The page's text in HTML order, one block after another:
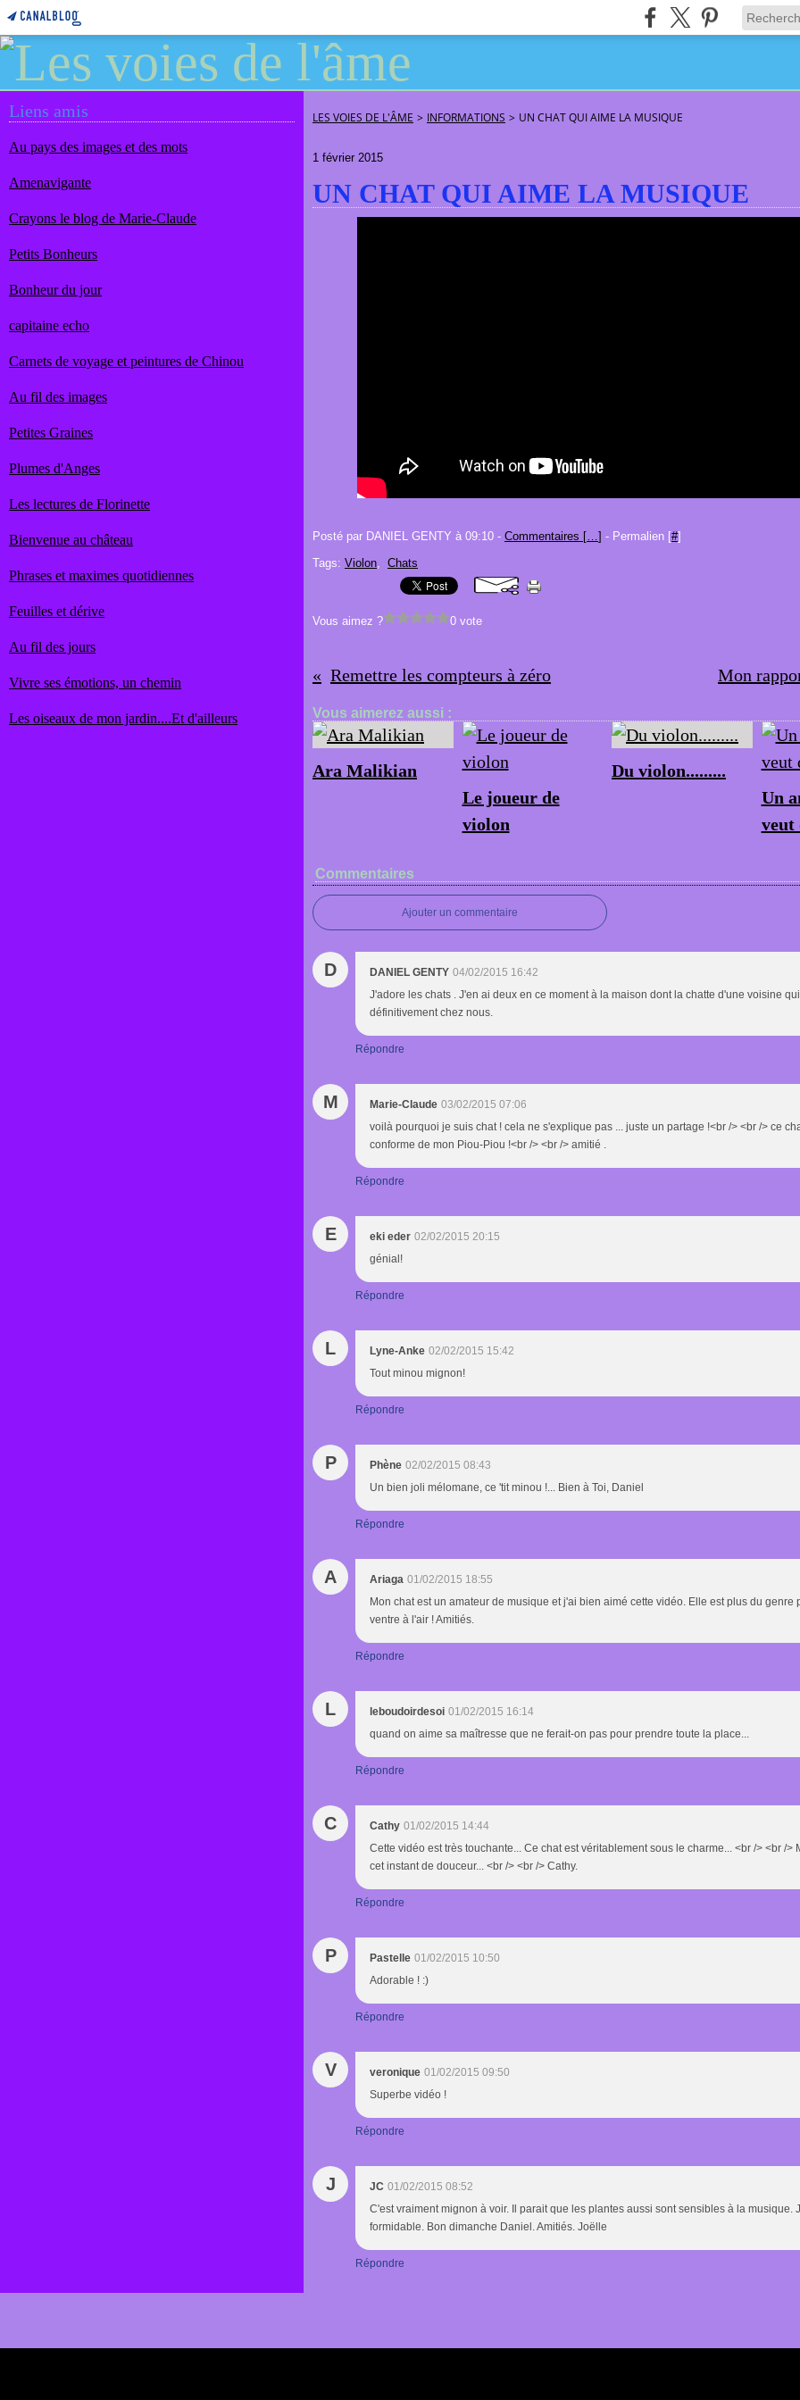
Liens amis
Au pays des images et des mots
Amenavigante
Crayons le blog de Marie-Claude
Petits Bonheurs
Bonheur du jour
capitaine echo
Carnets de voyage et peintures de Chinou
Au fil des images
Petites Graines
Plumes d'Anges
Les lectures de Florinette
Bienvenue au château
Phrases et maximes quotidiennes
Feuilles et dérive
Au fil des jours
Vivre ses émotions, un chemin
Les oiseaux de mon jardin....Et d'ailleurs
LES VOIES DE L'ÂME > INFORMATIONS > UN CHAT QUI AIME LA MUSIQUE
1 février 2015
UN CHAT QUI AIME LA MUSIQUE
Posté par DANIEL GENTY à 09:10 - Commentaires […] - Permalien [#]
Tags: Violon, Chats
Vous aimez ? 0 vote
Remettre les compteurs à zéro Mon
Vous aimerez aussi :
Ara Malikian
Le joueur de
violon
Du violon.........
Un
veut
Commentaires
Ajouter un commentaire
D DANIEL GENTY 04/02/2015 16:42
J'adore les chats . J'en ai deux en ce moment à la maison dont la chatte d'une voisine
définitivement chez nous.
Répondre
M Marie-Claude 03/02/2015 07:06
voilà pourquoi je suis chat ! cela ne s'explique pas ... juste un partage !<br /> <br /> ce
conforme de mon Piou-Piou !<br /> <br /> amitié .
Répondre
E eki eder 02/02/2015 20:15
génial!
Répondre
L Lyne-Anke 02/02/2015 15:42
Tout minou mignon!
Répondre
P Phène 02/02/2015 08:43
Un bien joli mélomane, ce 'tit minou !... Bien à Toi, Daniel
Répondre
A Ariaga 01/02/2015 18:55
Mon chat est un amateur de musique et j'ai bien aimé cette vidéo. Elle est plus du genre
ventre à l'air ! Amitiés.
Répondre
L leboudoirdesoi 01/02/2015 16:14
quand on aime sa maîtresse que ne ferait-on pas pour prendre toute la place...
Répondre
C Cathy 01/02/2015 14:44
Cette vidéo est très touchante... Ce chat est véritablement sous le charme... <br /> <br />
cet instant de douceur... <br /> <br /> Cathy.
Répondre
P Pastelle 01/02/2015 10:50
Adorable ! :)
Répondre
V veronique 01/02/2015 09:50
Superbe vidéo !
Répondre
J JC 01/02/2015 08:52
C'est vraiment mignon à voir. Il parait que les plantes aussi sont sensibles à la musique.
formidable. Bon dimanche Daniel. Amitiés. Joëlle
Répondre